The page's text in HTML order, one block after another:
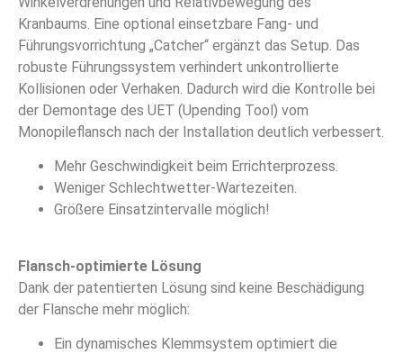
Kranbaums. Eine optional einsetzbare Fang- und
Führungsvorrichtung „Catcher“ ergänzt das Setup. Das
robuste Führungssystem verhindert unkontrollierte
Kollisionen oder Verhaken. Dadurch wird die Kontrolle bei
der Demontage des UET (Upending Tool) vom
Monopileflansch nach der Installation deutlich verbessert.
Mehr Geschwindigkeit beim Errichterprozess.
Weniger Schlechtwetter-Wartezeiten.
Größere Einsatzintervalle möglich!
Flansch-optimierte Lösung
Dank der patentierten Lösung sind keine Beschädigung
der Flansche mehr möglich:
Ein dynamisches Klemmsystem optimiert die